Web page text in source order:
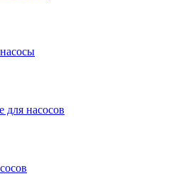
насосов